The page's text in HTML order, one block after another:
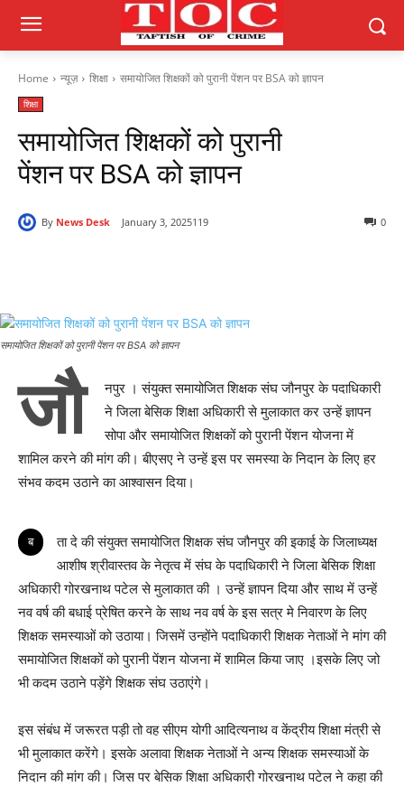
Home न्यूज़ शिक्षा समायोजित शिक्षकों को पुरानी पेंशन पर BSA को ज्ञापन
शिक्षा
समायोजित शिक्षकों को पुरानी
पेंशन पर BSA को ज्ञापन
By News Desk January 3, 2025 0
119
समायोजित शिक्षकों को पुरानी पेंशन पर BSA को ज्ञापन
जौ
नपुर । संयुक्त समायोजित शिक्षक संघ जौनपुर के पदाधिकारी
ने जिला बेसिक शिक्षा अधिकारी से मुलाकात कर उन्हें ज्ञापन
सोपा और समायोजित शिक्षकों को पुरानी पेंशन योजना में
शामिल करने की मांग की। बीएसए ने उन्हें इस पर समस्या के निदान के लिए हर
संभव कदम उठाने का आश्वासन दिया।
बता दे की संयुक्त समायोजित शिक्षक संघ जौनपुर की इकाई के जिलाध्यक्ष
आशीष श्रीवास्तव के नेतृत्व में संघ के पदाधिकारी ने जिला बेसिक शिक्षा
अधिकारी गोरखनाथ पटेल से मुलाकात की । उन्हें ज्ञापन दिया और साथ में उन्हें
नव वर्ष की बधाई प्रेषित करने के साथ नव वर्ष के इस सत्र मे निवारण के लिए
शिक्षक समस्याओं को उठाया। जिसमें उन्होंने पदाधिकारी शिक्षक नेताओं ने मांग की
समायोजित शिक्षकों को पुरानी पेंशन योजना में शामिल किया जाए ।इसके लिए जो
भी कदम उठाने पड़ेंगे शिक्षक संघ उठाएंगे।
इस संबंध में जरूरत पड़ी तो वह सीएम योगी आदित्यनाथ व केंद्रीय शिक्षा मंत्री से
भी मुलाकात करेंगे। इसके अलावा शिक्षक नेताओं ने अन्य शिक्षक समस्याओं के
निदान की मांग की। जिस पर बेसिक शिक्षा अधिकारी गोरखनाथ पटेल ने कहा की